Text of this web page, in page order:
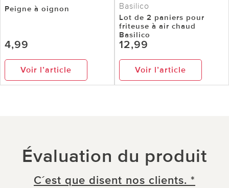
Peigne à oignon
4,99
Voir l’article
Basilico
Lot de 2 paniers pour
friteuse à air chaud
Basilico
12,99
Voir l’article
Évaluation du produit
C´est que disent nos clients. *